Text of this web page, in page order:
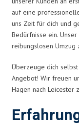
auf eine
uns Zeit für dich und
Bedürfnisse ein.
reibungslosen Umzug
Überzeuge dich
Angebot! Wir freuen
Hagen nach Leicester